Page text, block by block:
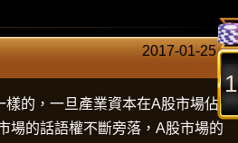
2017-01-25
的，一旦產業資本在A股市場佔
場的話語權不斷旁落，A股市場的
1